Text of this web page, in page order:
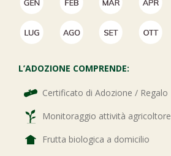
L’ADOZIONE COMPRENDE:
Certificato di Adozione / Regalo
Monitoraggio attività agricoltore
Frutta biologica a domicilio